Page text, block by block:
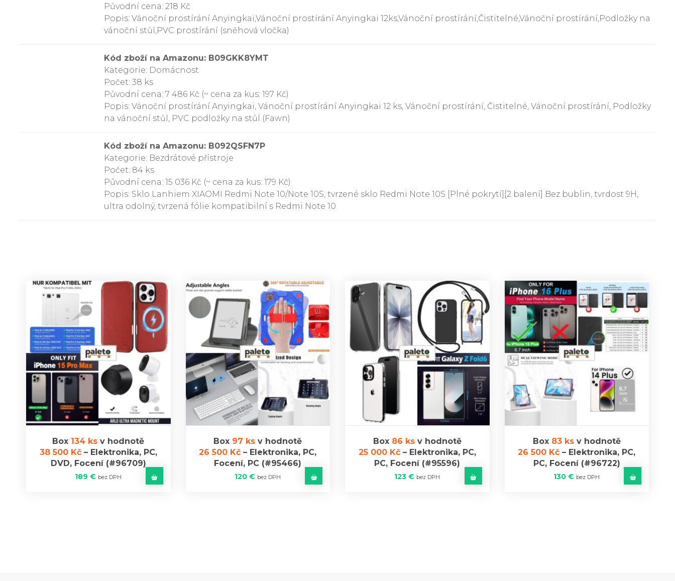
Původní cena: 218 Kč
Popis: Vánoční prostírání Anyingkai,Vánoční prostírání Anyingkai 12ks,Vánoční prostírání,Čistitelné,Vánoční prostírání,Podložky na
vánoční stůl,PVC prostírání (sněhová vločka)
Kód zboží na Amazonu: B09GKK8YMT
Kategorie: Domácnost
Počet: 38 ks
Původní cena: 7 486 Kč (~ cena za kus: 197 Kč)
Popis: Vánoční prostírání Anyingkai, Vánoční prostírání Anyingkai 12 ks, Vánoční prostírání, Čistitelné, Vánoční prostírání, Podložky
na vánoční stůl, PVC podložky na stůl (Fawn)
Kód zboží na Amazonu: B092QSFN7P
Kategorie: Bezdrátové přístroje
Počet: 84 ks
Původní cena: 15 036 Kč (~ cena za kus: 179 Kč)
Popis: Sklo Lanhiem XIAOMI Redmi Note 10/Note 10S, tvrzené sklo Redmi Note 10S [Plné pokrytí][2 balení] Bez bublin, tvrdost 9H,
ultra odolný, tvrzená fólie kompatibilní s Redmi Note 10
Box 134 ks v hodnotě
38 500 Kč– Elektronika, PC,
DVD, Focení(#96709)
189€ bez DPH
Box 97 ks v hodnotě
26 500 Kč – Elektronika, PC,
Focení, PC (#95466)
120€ bez DPH
Box 86 ksv hodnotě
25 000 Kč– Elektronika, PC,
PC, Focení(#95596)
123€ bez DPH
Box 83 ksv hodnotě
26 500 Kč – Elektronika, PC,
PC, Focení(#96722)
130€ bez DPH